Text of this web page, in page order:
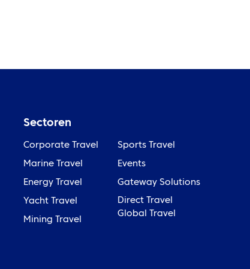
Sectoren
Corporate Travel
Marine Travel
Energy Travel
Yacht Travel
Mining Travel
Sports Travel
Events
Gateway Solutions
Direct Travel
Global Travel